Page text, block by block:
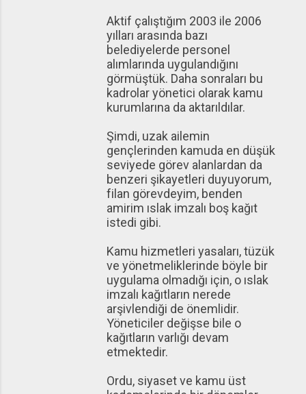
Aktif çalıştığım 2003 ile 2006
yılları arasında bazı
belediyelerde personel
alımlarında uygulandığını
görmüştük. Daha sonraları bu
kadrolar yönetici olarak kamu
kurumlarına da aktarıldılar.
Şimdi, uzak ailemin
gençlerinden kamuda en düşük
seviyede görev alanlardan da
benzeri şikayetleri duyuyorum,
filan görevdeyim, benden
amirim ıslak imzalı boş kağıt
istedi gibi.
Kamu hizmetleri yasaları, tüzük
ve yönetmeliklerinde böyle bir
uygulama olmadığı için, o ıslak
imzalı kağıtların nerede
arşivlendiği de önemlidir.
Yöneticiler değişse bile o
kağıtların varlığı devam
etmektedir.
Ordu, siyaset ve kamu üst